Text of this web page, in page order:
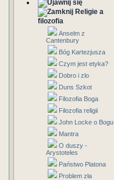
Religie a
filozofia
Anselm z
Cantenbury
Bóg Kartezjusza
Czym jest etyka?
Dobro i zlo
Duns Szkot
Filozofia Boga
Filozofia religii
John Locke o Bogu
Mantra
O duszy -
Arystoteles
Państwo Platona
Problem zła